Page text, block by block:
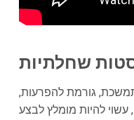
שחלתיות
גורמת להפרעות,
עשוי להיות מומלץ לבצע